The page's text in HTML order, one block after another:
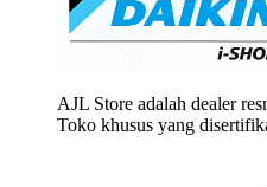
AJL Store adalah dealer
Toko khusus yang